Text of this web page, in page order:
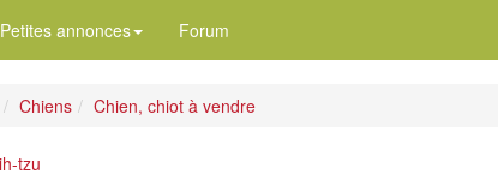
Petites annonces Forum
Chiens Chien, chiot à vendre
tzu